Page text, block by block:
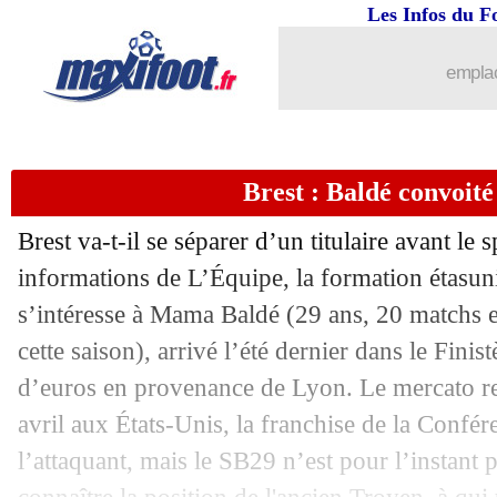
Les Infos du
Brest : Baldé
Brest va-t-il se séparer d’un titulaire avant le
informations de L’Équipe, la formation
s’intéresse à Mama Baldé (29 ans, 20 matchs
cette saison), arrivé l’été dernier dans le
d’euros en provenance de Lyon. Le mercato
avril aux États-Unis, la franchise de la
l’attaquant, mais le SB29 n’est pour l’instant
Malaga : le club bientôt racheté par
26/03 Inter: Mkhitaryan prêt à prolonger
26/03 Dortmund: Moukoko ne sera pas
26/03 Argentine: quand Paredes chambre
26/03 Al Duhail : Galtier remplacé par
26/03 Chelsea: João Félix vers Galatasaray
26/03 Tigres: encore un an pour Gignac ?